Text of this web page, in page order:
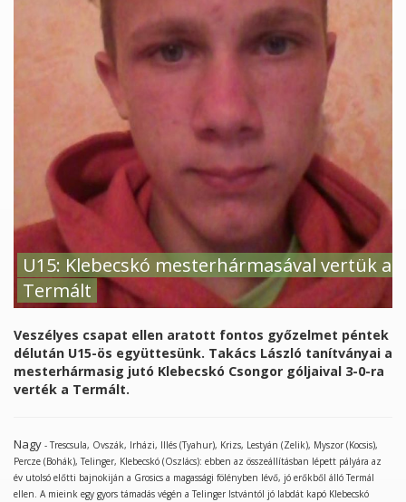
U15: Klebecskó mesterhármasával vertük a
Termált
Veszélyes csapat ellen aratott fontos győzelmet péntek
délután U15-ös együttesünk. Takács László tanítványai a
mesterhármasig jutó Klebecskó Csongor góljaival 3-0-ra
verték a Termált.
Nagy - Trescsula, Ovszák, Irházi, Illés (Tyahur), Krizs, Lestyán (Zelik), Myszor (Kocsis),
Percze (Bohák), Telinger, Klebecskó (Oszlács): ebben az összeállításban lépett pályára az
év utolsó előtti bajnokiján a Grosics a magassági fölényben lévő, jó erőkből álló Termál
ellen. A mieink egy gyors támadás végén a Telinger Istvántól jó labdát kapó Klebecskó